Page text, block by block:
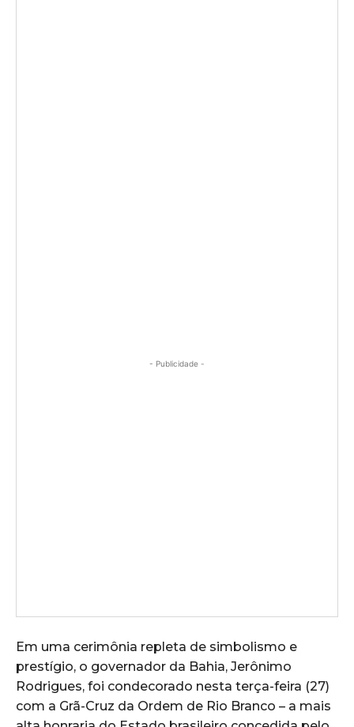
- Publicidade -
Em uma cerimônia repleta de simbolismo e
prestígio, o governador da Bahia, Jerônimo
Rodrigues, foi condecorado nesta terça-feira (27)
com a Grã-Cruz da Ordem de Rio Branco – a mais